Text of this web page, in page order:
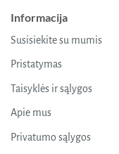
Informacija
Susisiekite su mumis
Pristatymas
Taisyklės ir sąlygos
Apie mus
Privatumo sąlygos